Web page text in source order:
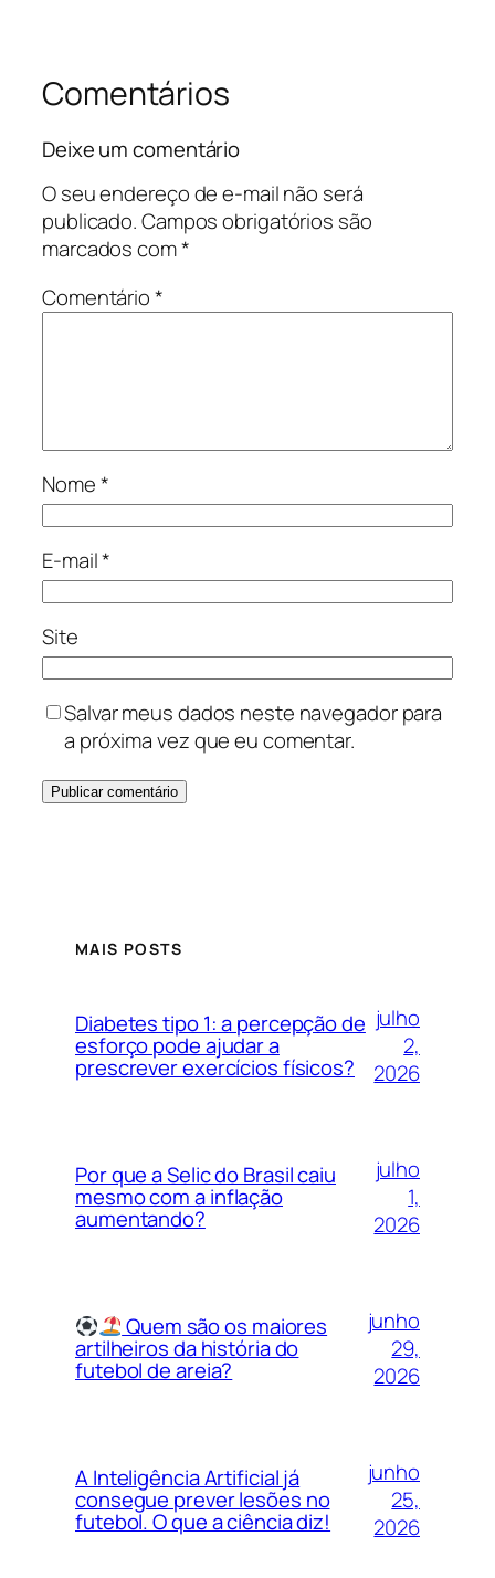
Comentários
Deixe um comentário
O seu endereço de e-mail não será
publicado.Campos obrigatórios são
marcados com*
Comentário*
Nome*
E-mail*
Site
Salvar meus dados neste navegador para
a próxima vez que eu comentar.
MAIS POSTS
Diabetes tipo 1: a percepção de
esforço pode ajudar a
prescrever exercícios físicos?
julho
2,
2026
Por que a Selic do Brasil caiu
mesmo com a inflação
aumentando?
julho
1,
2026
Quem são os maiores
artilheiros da história do
futebol de areia?
junho
29,
2026
A Inteligência Artificial já
consegue prever lesões no
futebol. O que a ciência diz!
junho
25,
2026